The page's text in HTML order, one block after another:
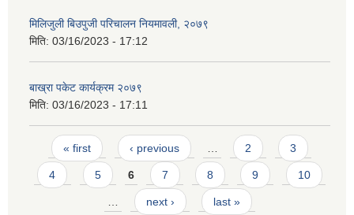
मिलिजुली बिउपुजी परिचालन नियमावली, २०७९
मिति: 03/16/2023 - 17:12
बाख्रा पकेट कार्यक्रम २०७९
मिति: 03/16/2023 - 17:11
Pages
« first ‹ previous 2 3
4 5 6 7 8 9 10
next › last »